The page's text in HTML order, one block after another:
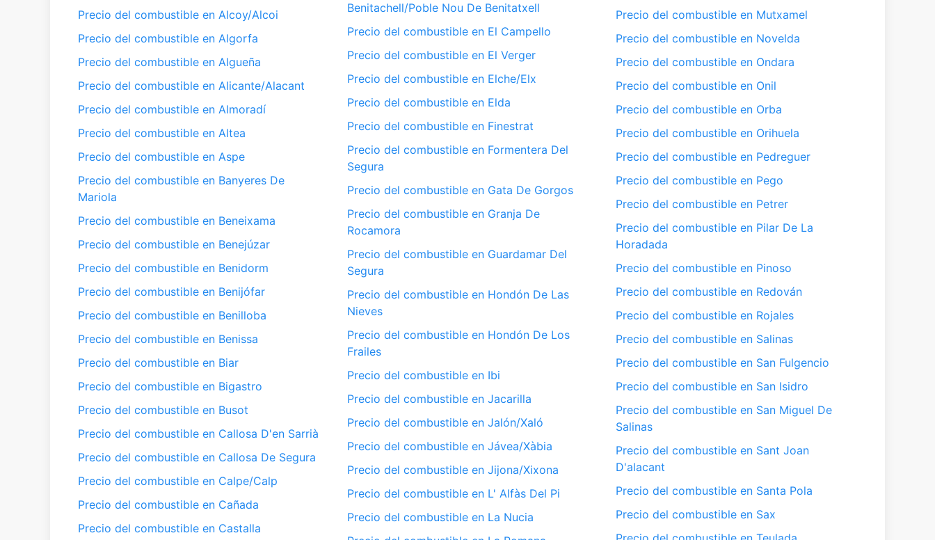
Precio del combustible en Alcoy/Alcoi
Precio del combustible en Algorfa
Precio del combustible en Algueña
Precio del combustible en Alicante/Alacant
Precio del combustible en Almoradí
Precio del combustible en Altea
Precio del combustible en Aspe
Precio del combustible en Banyeres De
Mariola
Precio del combustible en Beneixama
Precio del combustible en Benejúzar
Precio del combustible en Benidorm
Precio del combustible en Benijófar
Precio del combustible en Benilloba
Precio del combustible en Benissa
Precio del combustible en Biar
Precio del combustible en Bigastro
Precio del combustible en Busot
Precio del combustible en Callosa D'en Sarrià
Precio del combustible en Callosa De Segura
Precio del combustible en Calpe/Calp
Precio del combustible en Cañada
Precio del combustible en Castalla
Benitachell/Poble Nou De Benitatxell
Precio del combustible en El Campello
Precio del combustible en El Verger
Precio del combustible en Elche/Elx
Precio del combustible en Elda
Precio del combustible en Finestrat
Precio del combustible en Formentera Del
Segura
Precio del combustible en Gata De Gorgos
Precio del combustible en Granja De
Rocamora
Precio del combustible en Guardamar Del
Segura
Precio del combustible en Hondón De Las
Nieves
Precio del combustible en Hondón De Los
Frailes
Precio del combustible en Ibi
Precio del combustible en Jacarilla
Precio del combustible en Jalón/Xaló
Precio del combustible en Jávea/Xàbia
Precio del combustible en Jijona/Xixona
Precio del combustible en L' Alfàs Del Pi
Precio del combustible en La Nucia
Precio del combustible en Mutxamel
Precio del combustible en Novelda
Precio del combustible en Ondara
Precio del combustible en Onil
Precio del combustible en Orba
Precio del combustible en Orihuela
Precio del combustible en Pedreguer
Precio del combustible en Pego
Precio del combustible en Petrer
Precio del combustible en Pilar De La
Horadada
Precio del combustible en Pinoso
Precio del combustible en Redován
Precio del combustible en Rojales
Precio del combustible en Salinas
Precio del combustible en San Fulgencio
Precio del combustible en San Isidro
Precio del combustible en San Miguel De
Salinas
Precio del combustible en Sant Joan
D'alacant
Precio del combustible en Santa Pola
Precio del combustible en Sax